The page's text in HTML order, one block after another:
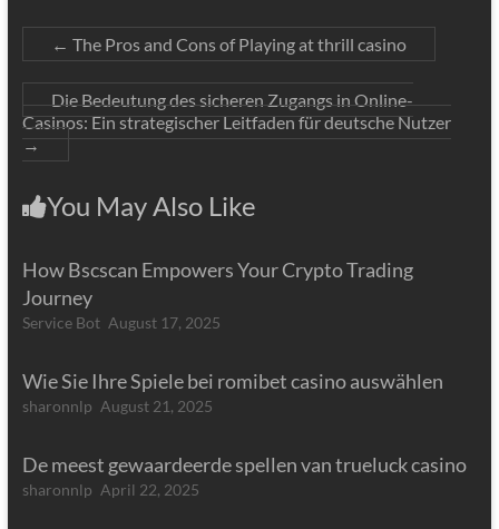
← The Pros and Cons of Playing at thrill casino
Die Bedeutung des sicheren Zugangs in Online-
Casinos: Ein strategischer Leitfaden für deutsche Nutzer
→
You May Also Like
How Bscscan Empowers Your Crypto Trading
Journey
Service Bot August 17, 2025
Wie Sie Ihre Spiele bei romibet casino auswählen
sharonnlp August 21, 2025
De meest gewaardeerde spellen van trueluck casino
sharonnlp April 22, 2025